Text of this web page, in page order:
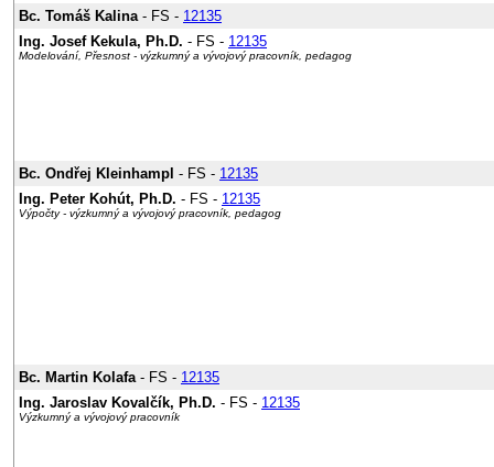
Bc. Tomáš Kalina- FS - 12135
Ing. Josef Kekula, Ph.D. - FS - 12135
Modelování, Přesnost - výzkumný a vývojový pracovník, pedagog
Bc. Ondřej Kleinhampl - FS - 12135
Ing. Peter Kohút, Ph.D. - FS - 12135
Výpočty - výzkumný a vývojový pracovník, pedagog
Bc. Martin Kolafa- FS - 12135
Ing. Jaroslav Kovalčík, Ph.D. - FS - 12135
Výzkumný a vývojový pracovník